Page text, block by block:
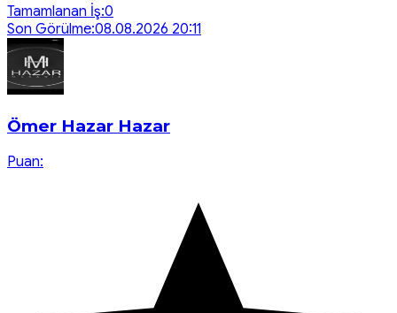
Tamamlanan İş:0
Son Görülme:08.08.2026 20:11
Ömer Hazar Hazar
Puan: